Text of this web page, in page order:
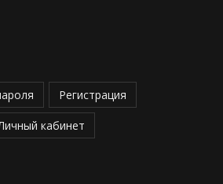
Регистрация
кабинет